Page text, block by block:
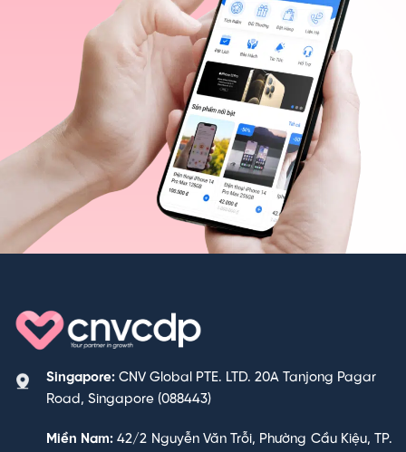
Singapore: CNV Global PTE. LTD. 20A Tanjong Pagar
Road, Singapore (088443)
Miền Nam: 42/2 Nguyễn Văn Trỗi, Phường Cầu Kiệu, TP.